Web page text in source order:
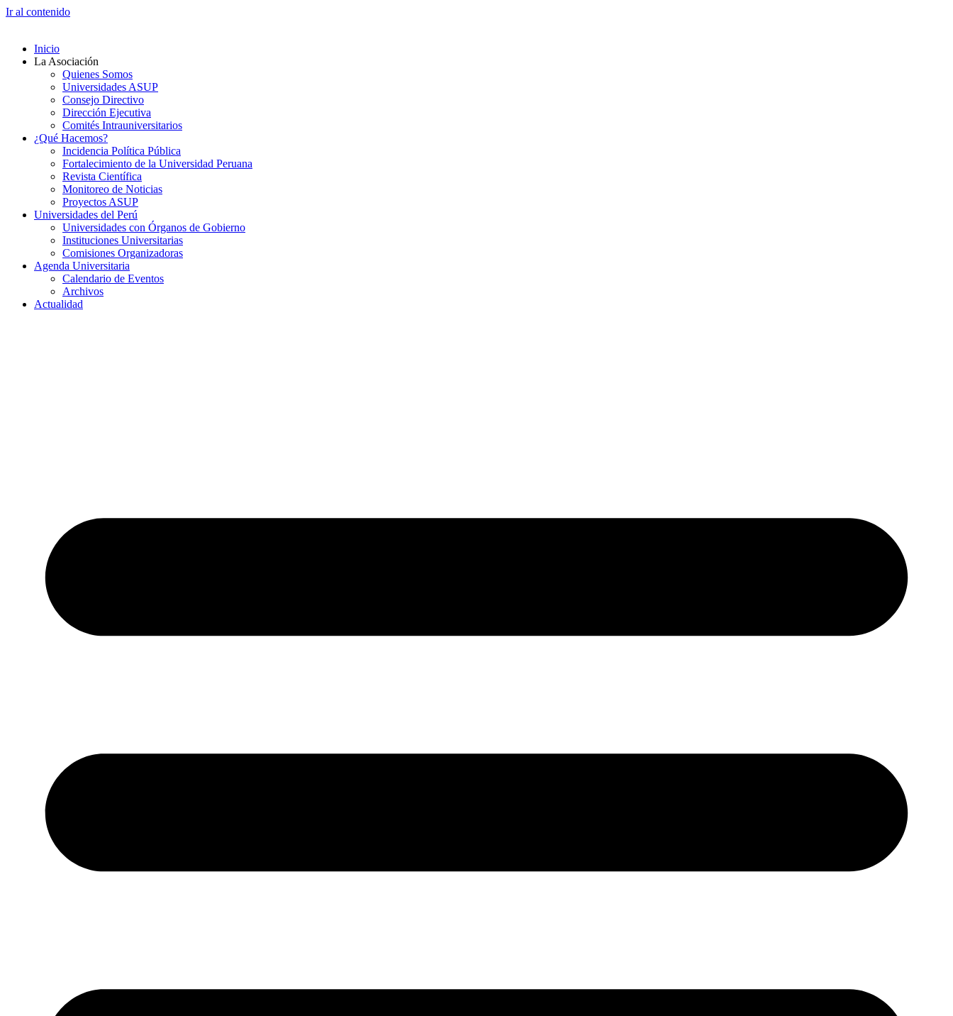
Ir al contenido
Inicio
La Asociación
Quienes Somos
Universidades ASUP
Consejo Directivo
Dirección Ejecutiva
Comités Intrauniversitarios
¿Qué Hacemos?
Incidencia Política Pública
Fortalecimiento de la Universidad Peruana
Revista Científica
Monitoreo de Noticias
Proyectos ASUP
Universidades del Perú
Universidades con Órganos de Gobierno
Instituciones Universitarias
Comisiones Organizadoras
Agenda Universitaria
Calendario de Eventos
Archivos
Actualidad